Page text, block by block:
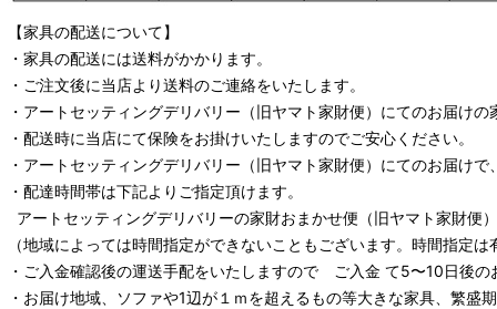
【家具の配送について】
・家具の配送には送料がかかります。
・ご注文後に当店より送料のご連絡をいたします。
・ アートセッティングデリバリー （旧ヤマト家財便） にてのお届けの
・配送時に当店にて保険をお掛けいたしますのでご安心ください。
・ アートセッティングデリバリー （旧ヤマト家財便） にてのお届けで
・配達時間帯は下記よりご指定頂けます。
アートセッティングデリバリーの家財おまかせ便 （旧ヤマト家財便
（地域によっては時間指定ができないこともございます。時間指定
・ご入金確認後の運送手配をいたしますので ご入金 て5〜10日後の
・お届け地域、ソファや1辺が１ｍを超えるもの等大きな家具、繁